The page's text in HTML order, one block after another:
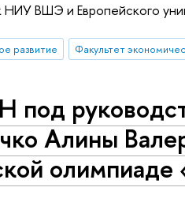
НИУ ВШЭ и Европейского
развитие Факультет
Алины